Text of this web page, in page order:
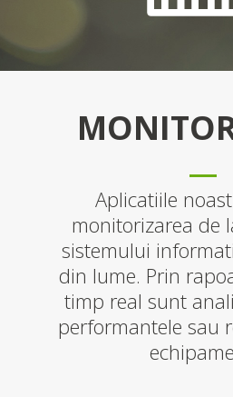
Aplicatiile
monitorizarea de
sistemului
din lume. Prin
timp real sunt
performantele sau